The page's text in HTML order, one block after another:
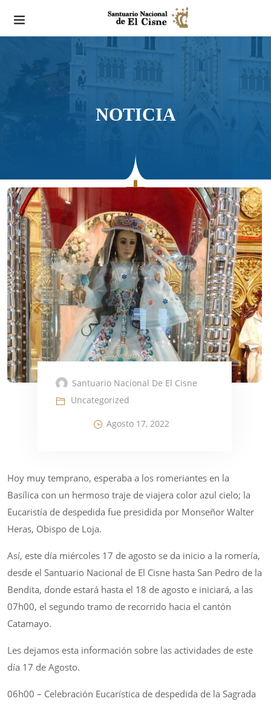
NOTICIA
Santuario Nacional De El Cisne
Uncategorized
Agosto 17, 2022
Hoy muy temprano, esperaba a los romeriantes en la
Basílica con un hermoso traje de viajera color azul cielo; la
Eucaristía de despedida fue presidida por Monseñor Walter
Heras, Obispo de Loja.
Así, este día miércoles 17 de agosto se da inicio a la romería,
desde el Santuario Nacional de El Cisne hasta San Pedro de la
Bendita, donde estará hasta el 18 de agosto e iniciará, a las
07h00, el segundo tramo de recorrido hacia el cantón
Catamayo.
Les dejamos esta información sobre las actividades de este
día 17 de Agosto.
06h00 – Celebración Eucarística de despedida de la Sagrada